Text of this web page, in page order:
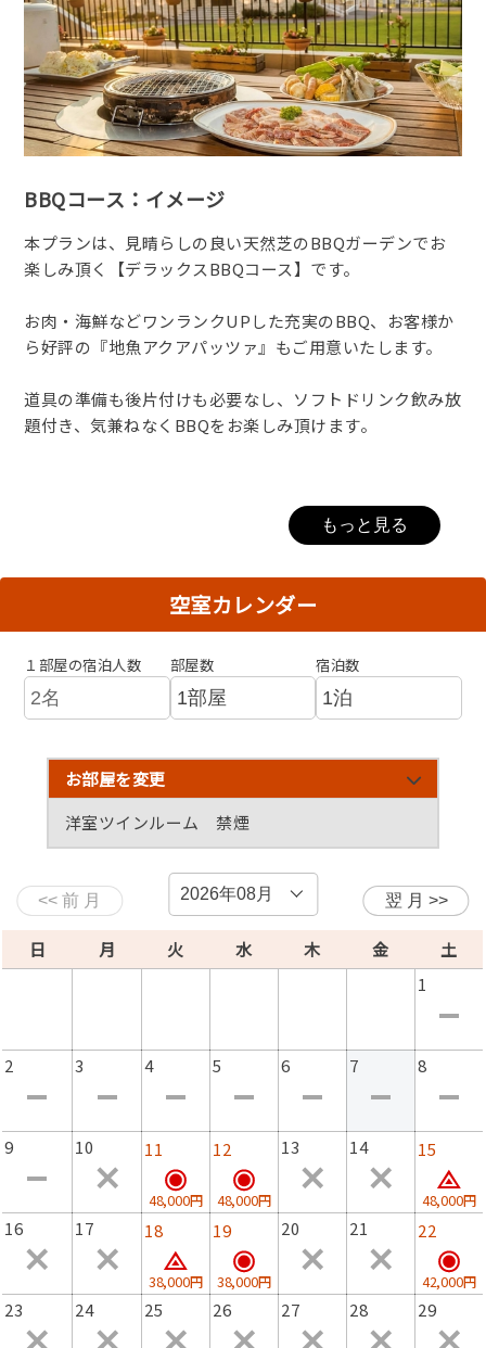
BBQコース：イメージ
本プランは、見晴らしの良い天然芝のBBQガーデンでお
楽しみ頂く【デラックスBBQコース】です。
お肉・海鮮などワンランクUPした充実のBBQ、お客様か
ら好評の『地魚アクアパッツァ』もご用意いたします。
道具の準備も後片付けも必要なし、ソフトドリンク飲み放
題付き、気兼ねなくBBQをお楽しみ頂けます。
王国のグルグルウインナー、サザエ、干物、ホタテ、海
老、野菜盛、アクアパッツァ 等
※季節や仕入れ状況によりお品書きを替える場合がござい
ます。
ズBBQをご用意いたします。
※BBQプランはソフトドリンク飲み放題付き。アルコー
※雨の日でも安心してBBQをお楽しみ頂けるようにテン
トを常設しています。
※春や秋は肌寒い夜もございます。当日の天候に合わせて
【朝食のご案内】
朝食は身体に優しい和風膳＋ハーフバイキング形式でご用
意いたします。
白ごはん、お粥、お汁、出汁巻き（オムレツ）、サラダ、
パン、ヨーグルト、シリアルなど、おかわり自由。
※ハーフバイキングは、一定の人数に満たない場合はセッ
トメニューでのご提供となります。
もっと見る
空室カレンダー
１部屋の宿泊人数 部屋数 宿泊数
お部屋を変更
和洋室 禁煙 2ベッド＋2布団
洋室ツインルーム 禁煙
日 月 火 水 木 金
土
1
2 3 4 5 6 7 8
9 10 11
48,000円
12
48,000円
13 14 15
48,000円
16 17 18
38,000円
19
38,000円
20 21 22
42,000円
23 24 25 26 27 28 29